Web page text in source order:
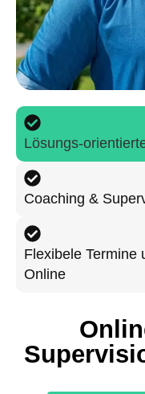
Lösungs-
Coaching &
Flexibele Termine
Online